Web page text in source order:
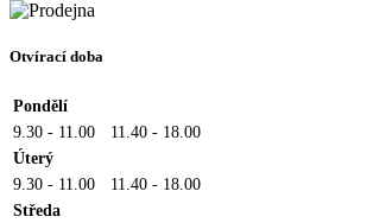
Otvírací doba
Pondělí
9.30 - 11.00
11.40 - 18.00
Úterý
9.30 - 11.00
11.40 - 18.00
Středa